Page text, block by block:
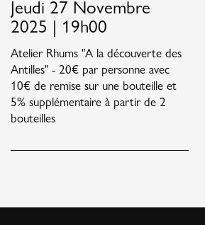
Jeudi 27 Novembre
2025 | 19h00
Atelier Rhums "A la découverte des
Antilles" - 20€ par personne avec
10€ de remise sur une bouteille et
5% supplémentaire à partir de 2
bouteilles